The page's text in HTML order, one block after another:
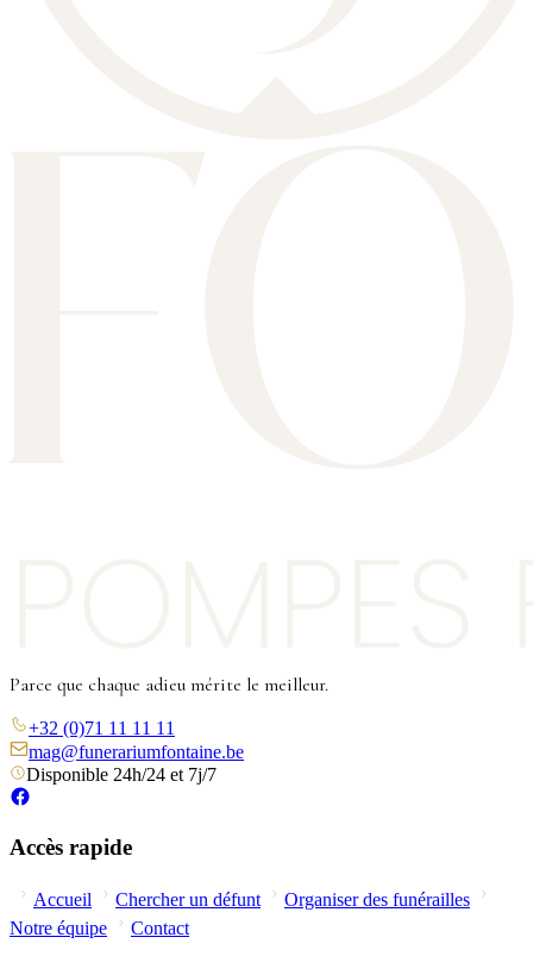
Parce que chaque adieu mérite le meilleur.
+32 (0)71 11 11 11
mag@funerariumfontaine.be
Disponible 24h/24 et 7j/7
Accès rapide
Accueil Chercher un défunt
Organiser des funérailles
Notre équipe
Contact